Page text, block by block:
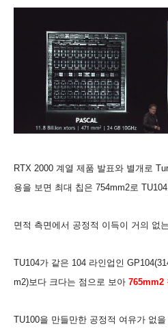
RTX 2000 계열 제품 발표와 별개로
용을 보면 최대 칩은 754mm2로 TU104
면적 측면에서 공정적 이득이 거의 없
TU104가 같은 104 라인업인
m2)보다 크다는 점으로 보아 765mm2
TU100을 만들만한 공정적 여유가 없을